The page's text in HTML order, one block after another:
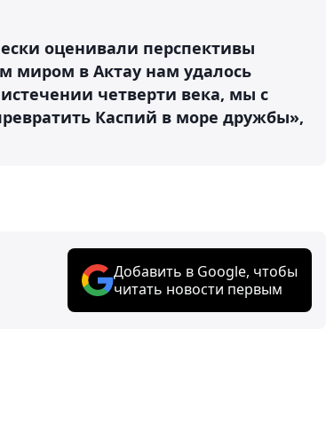
оценивали перспективы
миром в Актау нам удалось
четверти века, мы с
Каспий в море дружбы»,
Добавить в Google, чтобы
читать новости первым